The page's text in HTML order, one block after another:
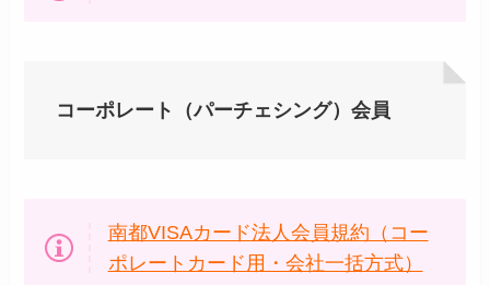
コーポレート（パーチェシング）会員
南都VISAカード法人会員規約（コー
ポレートカード用・会社一括方式）